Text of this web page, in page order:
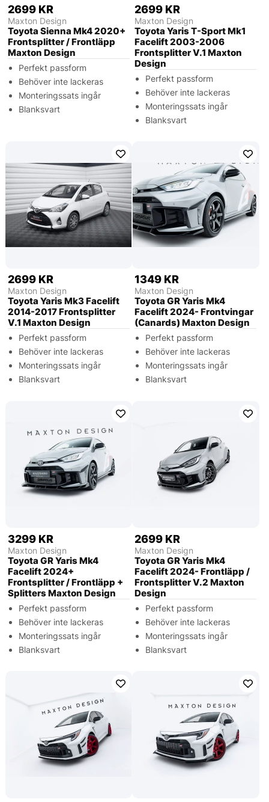
2699 KR
Maxton Design
Toyota Sienna Mk4 2020+
Frontsplitter / Frontläpp
Maxton Design
Perfekt passform
Behöver inte lackeras
Monteringssats ingår
Blanksvart
2699 KR
Maxton Design
Toyota Yaris T-Sport Mk1
Facelift 2003-2006
Frontsplitter V.1 Maxton
Design
Perfekt passform
Behöver inte lackeras
Monteringssats ingår
Blanksvart
2699 KR
Maxton Design
Toyota Yaris Mk3 Facelift
2014-2017 Frontsplitter
V.1 Maxton Design
Perfekt passform
Behöver inte lackeras
Monteringssats ingår
Blanksvart
1349 KR
Maxton Design
Toyota GR Yaris Mk4
Facelift 2024- Frontvingar
(Canards) Maxton Design
Perfekt passform
Behöver inte lackeras
Monteringssats ingår
Blanksvart
3299 KR
Maxton Design
Toyota GR Yaris Mk4
Facelift 2024+
Frontsplitter / Frontläpp +
Splitters Maxton Design
Perfekt passform
Behöver inte lackeras
Monteringssats ingår
Blanksvart
2699 KR
Maxton Design
Toyota GR Yaris Mk4
Facelift 2024- Frontläpp /
Frontsplitter V.2 Maxton
Design
Perfekt passform
Behöver inte lackeras
Monteringssats ingår
Blanksvart